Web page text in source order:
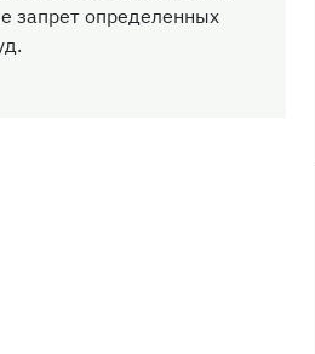
запрет определенных